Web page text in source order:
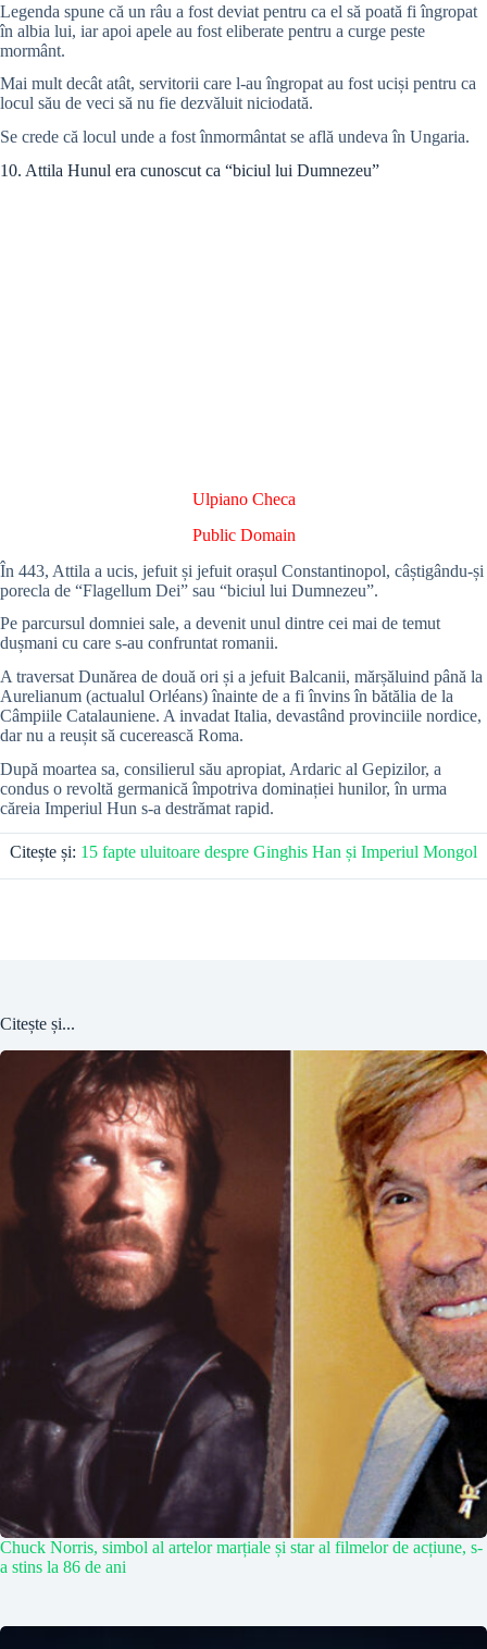
Legenda spune că un râu a fost deviat pentru ca el să poată fi îngropat
în albia lui, iar apoi apele au fost eliberate pentru a curge peste
mormânt.
Mai mult decât atât, servitorii care l-au îngropat au fost uciși pentru ca
locul său de veci să nu fie dezvăluit niciodată.
Se crede că locul unde a fost înmormântat se află undeva în Ungaria.
10. Attila Hunul era cunoscut ca “biciul lui Dumnezeu”
Ulpiano Checa
Public Domain
În 443, Attila a ucis, jefuit și jefuit orașul Constantinopol, câștigându-și
porecla de “Flagellum Dei” sau “biciul lui Dumnezeu”.
Pe parcursul domniei sale, a devenit unul dintre cei mai de temut
dușmani cu care s-au confruntat romanii.
A traversat Dunărea de două ori și a jefuit Balcanii, mărșăluind până la
Aurelianum (actualul Orléans) înainte de a fi învins în bătălia de la
Câmpiile Catalauniene. A invadat Italia, devastând provinciile nordice,
dar nu a reușit să cucerească Roma.
După moartea sa, consilierul său apropiat, Ardaric al Gepizilor, a
condus o revoltă germanică împotriva dominației hunilor, în urma
căreia Imperiul Hun s-a destrămat rapid.
Citește și: 15 fapte uluitoare despre Ginghis Han și Imperiul Mongol
Citește și...
Chuck Norris, simbol al artelor marțiale și star al filmelor de acțiune, s-
a stins la 86 de ani